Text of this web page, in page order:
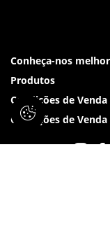
Conheça-nos melhor
Produtos
Condições de Venda
Condições de Venda